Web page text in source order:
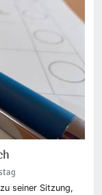
seiner Sitzung,